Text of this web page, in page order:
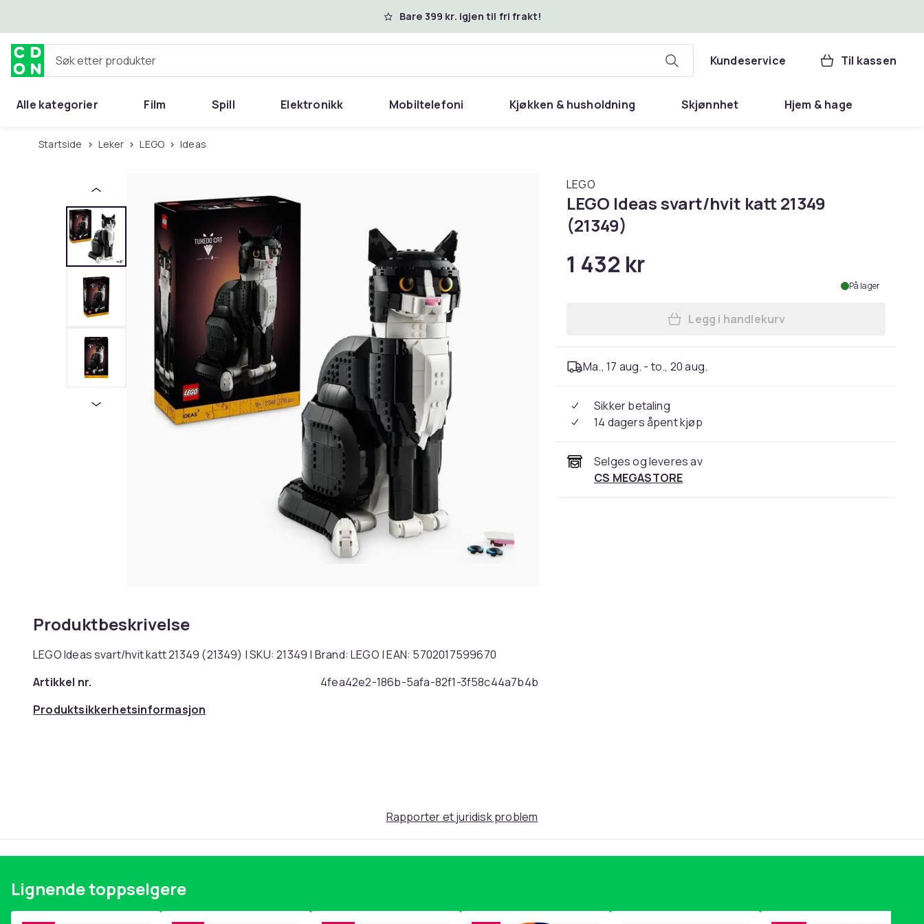
Bare 399 kr. igjen til fri frakt!
Søk etter produkter Kundeservice Til kassen
Alle kategorier Film Spill Elektronikk Mobiltelefoni Kjøkken & husholdning Skjønnhet Hjem & hage
Startside Leker LEGO Ideas
Produktbeskrivelse
LEGO Ideas svart/hvit katt 21349 (21349) | SKU: 21349 | Brand: LEGO | EAN: 5702017599670
Artikkel nr.
4fea42e2-186b-5afa-82f1-3f58c44a7b4b
Produktsikkerhetsinformasjon
LEGO
LEGO Ideas svart/hvit katt 21349
(21349)
1 432 kr
På lager
Legg LEGO Ideas svart/hvit katt
Legg i handlekurv
Ma., 17 aug. - to., 20 aug.
Sikker betaling
14 dagers åpent kjøp
Selges og leveres av
CS MEGASTORE
Rapporter et juridisk problem
Lignende toppselgere